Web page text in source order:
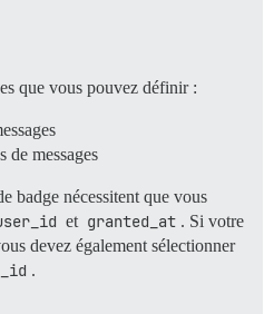
que vous pouvez définir :
de messages
badge nécessitent que vous
et granted_at . Si votre
devez également sélectionner
.